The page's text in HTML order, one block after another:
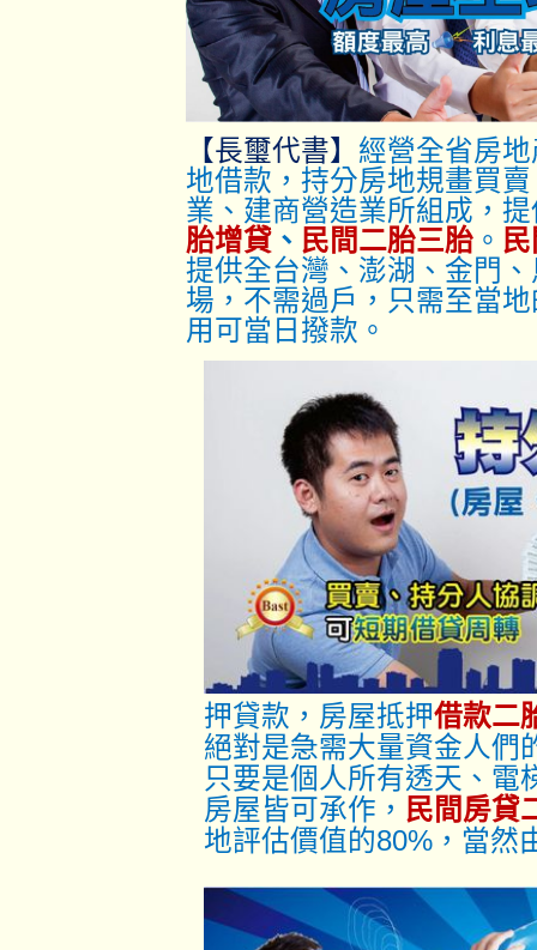
【長璽代書】 經營全省房
地借款，持分房地規畫買
業、建商營造業所組成，
胎增貸 、 民間二胎三胎 。
提供全台灣、澎湖、金門
場，不需過戶，只需至當
用可當日撥款。
押貸款，房屋抵押借款二
絕對是急需大量資金人們
只要是個人所有透天、電
房屋皆可承作， 民間房貸
地評估價值的80%，當然